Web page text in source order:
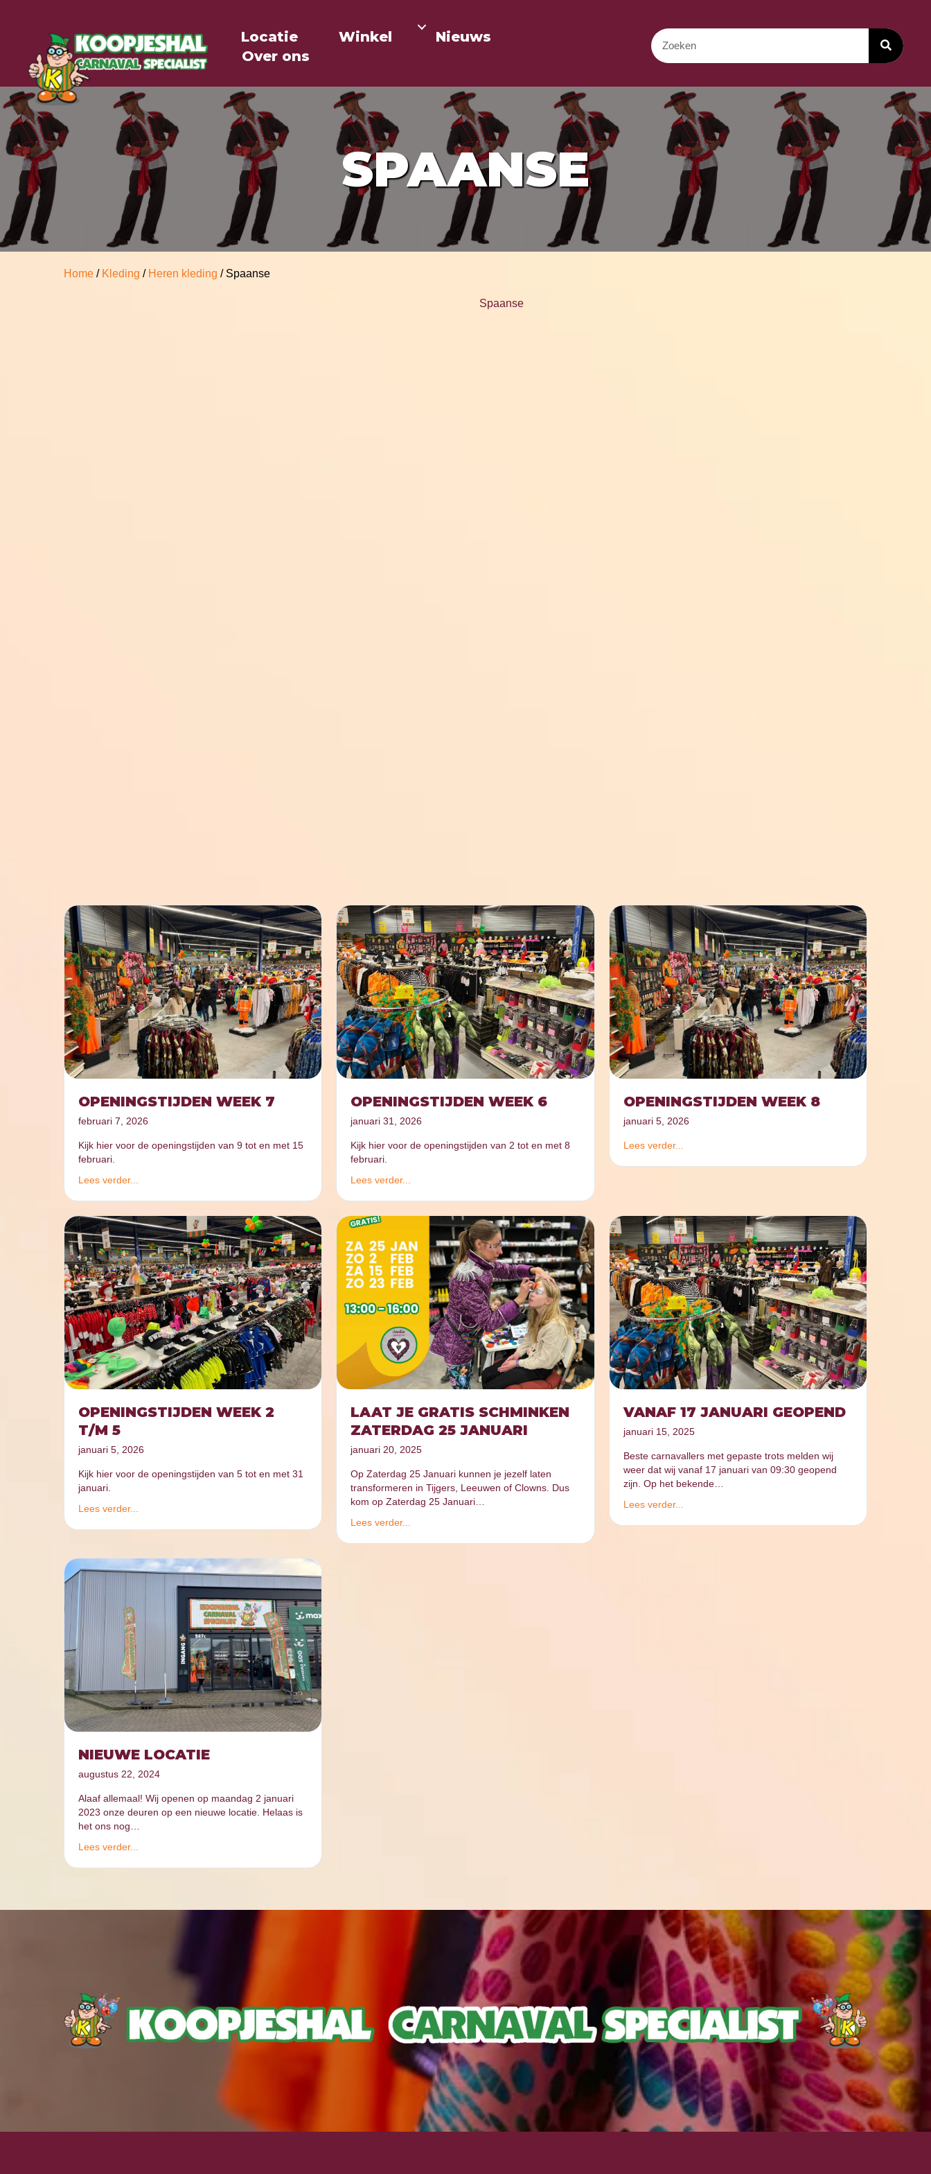
Locatie Winkel
Nieuws
Over ons
SPAANSE
Home / Kleding / Heren kleding / Spaanse
Spaanse
OPENINGSTIJDEN WEEK 7
februari 7, 2026
Kijk hier voor de openingstijden van 9 tot en met 15
februari.
Lees verder...
OPENINGSTIJDEN WEEK 6
januari 31, 2026
Kijk hier voor de openingstijden van 2 tot en met 8
februari.
Lees verder...
OPENINGSTIJDEN WEEK 8
januari 5, 2026
Lees verder...
OPENINGSTIJDEN WEEK 2
T/M 5
januari 5, 2026
Kijk hier voor de openingstijden van 5 tot en met 31
januari.
Lees verder...
LAAT JE GRATIS SCHMINKEN
ZATERDAG 25 JANUARI
januari 20, 2025
Op Zaterdag 25 Januari kunnen je jezelf laten
transformeren in Tijgers, Leeuwen of Clowns. Dus
kom op Zaterdag 25 Januari…
Lees verder...
VANAF 17 JANUARI GEOPEND
januari 15, 2025
Beste carnavallers met gepaste trots melden wij
weer dat wij vanaf 17 januari van 09:30 geopend
zijn. Op het bekende…
Lees verder...
NIEUWE LOCATIE
augustus 22, 2024
Alaaf allemaal! Wij openen op maandag 2 januari
2023 onze deuren op een nieuwe locatie. Helaas is
het ons nog…
Lees verder...